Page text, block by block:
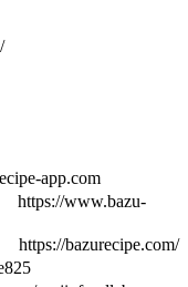
app.com
www.bazu-
bazurecipe.com/